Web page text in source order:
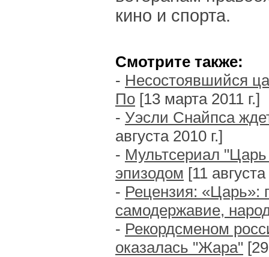
кино и спорта.
Смотрите также:
- Несостоявшийся
По [13 марта 2011 г.]
- Уэсли Снайпса
августа 2010 г.]
- Мультсериал
эпизодом [11
- Рецензия: «Царь»:
самодержавие,
- Рекордсменом
оказалась "Жара"